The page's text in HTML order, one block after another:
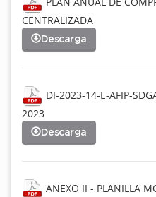
CENTRALIZADA
Descarga
DI-2023-14-E-AFIP-
2023
Descarga
ANEXO II - PLANILLA